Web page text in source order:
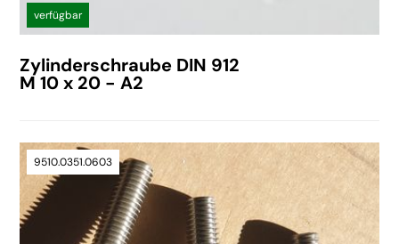
verfügbar
Zylinderschraube DIN 912
M 10 x 20 - A2
9510.0351.0603